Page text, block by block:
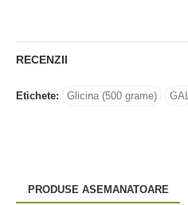
RECENZII
Etichete: Glicina (500 grame) GAL
PRODUSE ASEMANATOARE